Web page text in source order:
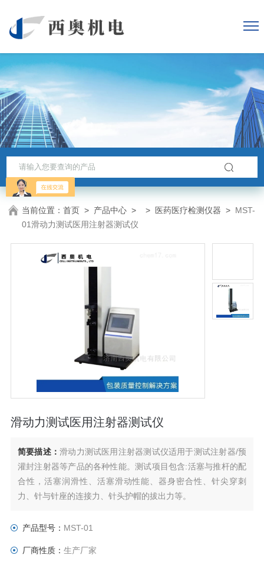
当前位置：首页 > 产品中心 > > 医药医疗检测仪器 > MST-
01滑动力测试医用注射器测试仪
滑动力测试医用注射器测试仪
简要描述：滑动力测试医用注射器测试仪适用于测试注射器/预
灌封注射器等产品的各种性能。测试项目包含:活塞与推杆的配
合性，活塞润滑性、活塞滑动性能、器身密合性、针尖穿刺
力、针与针座的连接力、针头护帽的拔出力等。
产品型号： MST-01
厂商性质： 生产厂家